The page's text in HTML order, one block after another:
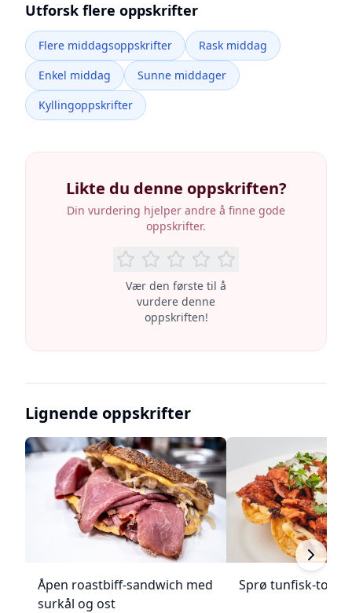
Utforsk flere oppskrifter
Flere middagsoppskrifter
Rask middag
Enkel middag
Sunne middager
Kyllingoppskrifter
Likte du denne oppskriften?
Din vurdering hjelper andre å finne gode
oppskrifter.
Vær den første til å
vurdere denne
oppskriften!
Lignende oppskrifter
Åpen roastbiff-sandwich med
surkål og ost
Sprø tunfisk-